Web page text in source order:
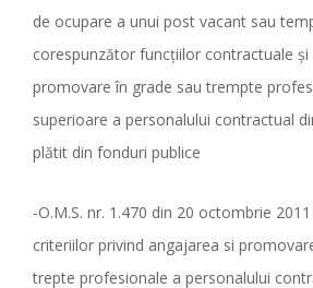
de ocupare a unui post vacant sau
corespunzător funcţiilor contractuale şi
promovare în grade sau trempte
superioare a personalului contractual
plătit din fonduri publice
-O.M.S. nr. 1.470 din 20 octombrie
criteriilor privind angajarea si
trepte profesionale a personalului